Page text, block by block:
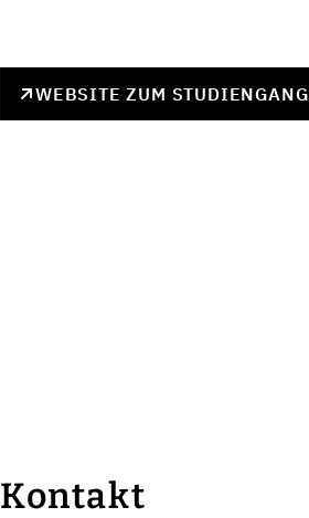
WEBSITE ZUM STUDIENGANG
Kontakt